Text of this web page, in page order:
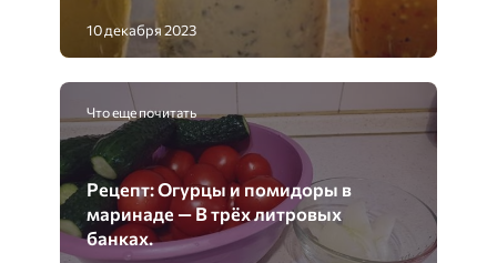
10 декабря 2023
Что еще почитать
Рецепт: Огурцы и помидоры в
маринаде — В трёх литровых
банках.